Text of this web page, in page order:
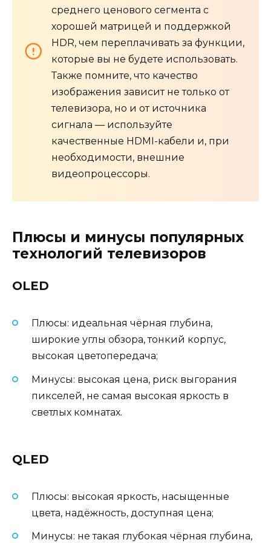
среднего ценового сегмента с
хорошей матрицей и поддержкой
HDR, чем переплачивать за функции,
которые вы не будете использовать.
Также помните, что качество
изображения зависит не только от
телевизора, но и от источника
сигнала — используйте
качественные HDMI-кабели и, при
необходимости, внешние
видеопроцессоры.
Плюсы и минусы популярных
технологий телевизоров
OLED
Плюсы: идеальная чёрная глубина,
широкие углы обзора, тонкий корпус,
высокая цветопередача;
Минусы: высокая цена, риск выгорания
пикселей, не самая высокая яркость в
светлых комнатах.
QLED
Плюсы: высокая яркость, насыщенные
цвета, надёжность, доступная цена;
Минусы: не такая глубокая чёрная глубина,